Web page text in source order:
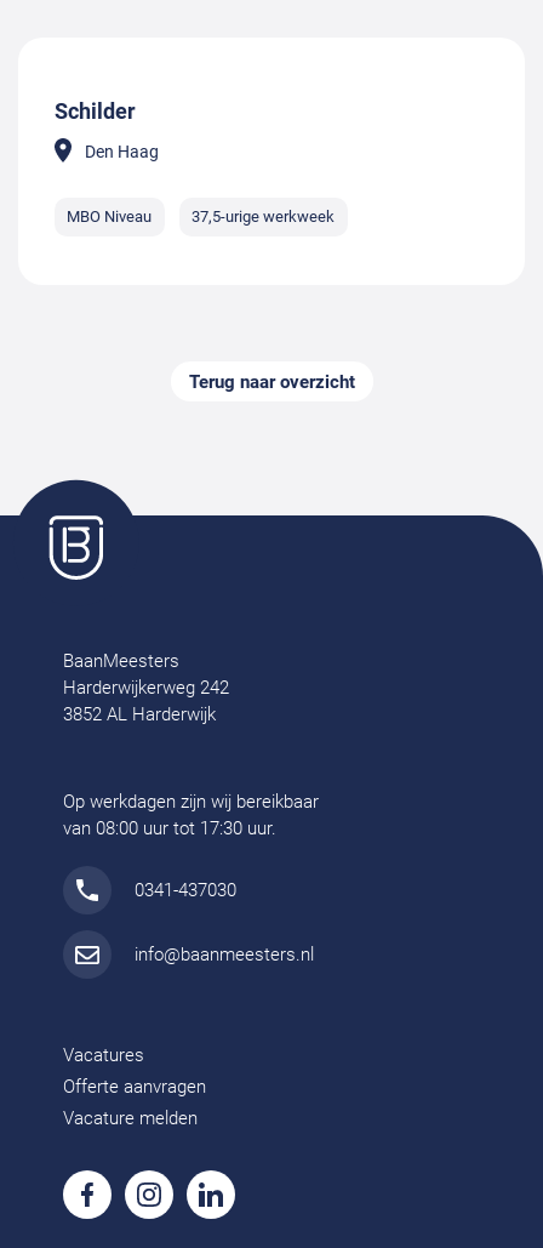
Schilder
Den Haag
MBO Niveau 37,5-urige werkweek
Terug naar overzicht
BaanMeesters
Harderwijkerweg 242
3852 AL Harderwijk
Op werkdagen zijn wij bereikbaar
van 08:00 uur tot 17:30 uur.
0341-437030
info@baanmeesters.nl
Vacatures
Offerte aanvragen
Vacature melden